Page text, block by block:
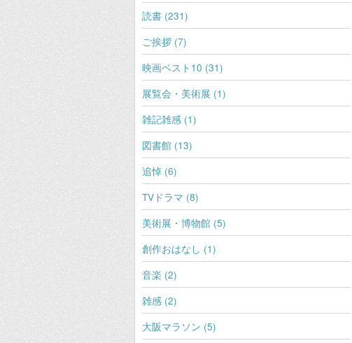
読書 (231)
ご挨拶 (7)
映画ベスト10 (31)
展覧会・美術展 (1)
雑記雑感 (1)
図書館 (13)
追悼 (6)
TVドラマ (8)
美術展・博物館 (5)
創作おはなし (1)
音楽 (2)
雑感 (2)
大阪マラソン (5)